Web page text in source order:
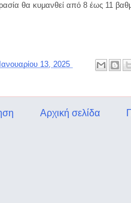
θα κυμανθεί από 8 έως 11
13, 2025
Αρχική σελίδα